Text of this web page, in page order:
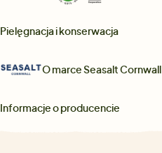
Pielęgnacja i konserwacja
O marceSeasalt Cornwall
Informacje o producencie